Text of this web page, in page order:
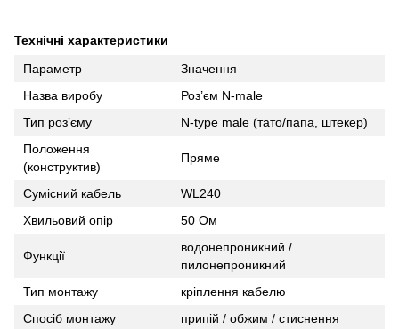
Технічні характеристики
Параметр
Значення
Назва виробу
Роз’єм N-male
Тип роз’єму
N-type male (тато/папа, штекер)
Положення
(конструктив)
Пряме
Сумісний кабель
WL240
Хвильовий опір
50 Ом
Функції
водонепроникний /
пилонепроникний
Тип монтажу
кріплення кабелю
Спосіб монтажу
припій / обжим / стиснення